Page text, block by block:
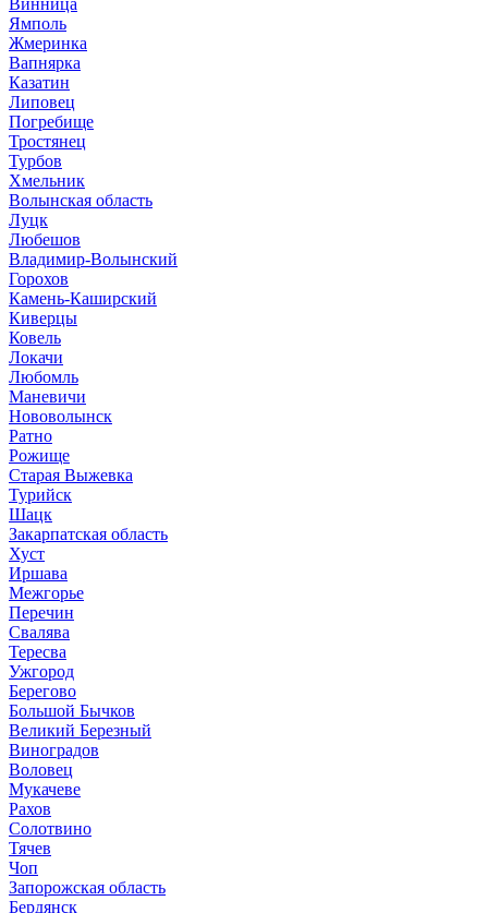
Винница
Ямполь
Жмеринка
Вапнярка
Казатин
Липовец
Погребище
Тростянец
Турбов
Хмельник
Волынская область
Луцк
Любешов
Владимир-Волынский
Горохов
Камень-Каширский
Киверцы
Ковель
Локачи
Любомль
Маневичи
Нововолынск
Ратно
Рожище
Старая Выжевка
Турийск
Шацк
Закарпатская область
Хуст
Иршава
Межгорье
Перечин
Свалява
Тересва
Ужгород
Берегово
Большой Бычков
Великий Березный
Виноградов
Воловец
Мукачеве
Рахов
Солотвино
Тячев
Чоп
Запорожская область
Бердянск